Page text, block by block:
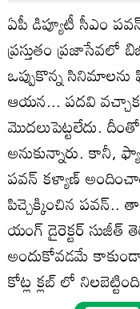
ఏపీ డిప్యూటీ సీఎం
ప్రస్తుతం ప్రజాసేవలో
ఒప్పుకొన్న సినిమాలను
ఆయన... పదవి
మొదలుపెట్టలేదు.
అనుకున్నారు. కానీ,
పవన్ కళ్యాణ్
పిచ్చెక్కించిన పవన్..
యంగ్ డైరెక్టర్
అందుకోవడమే
కోట్ల క్లబ్ లో